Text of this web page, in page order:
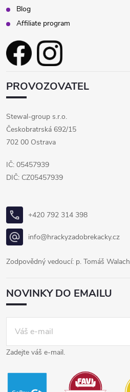
Blog
Affiliate program
PROVOZOVATEL
Stewal-group s.r.o.
Českobratrská 692/15
702 00 Ostrava
IČ: 05457939
DIČ: CZ05457939
+420 792 314 398
info@hrackyzadobrekacky.cz
Zodpovědný vedoucí: p. Tomáš Walach
NOVINKY DO EMAILU
Zadejte váš e-mail.